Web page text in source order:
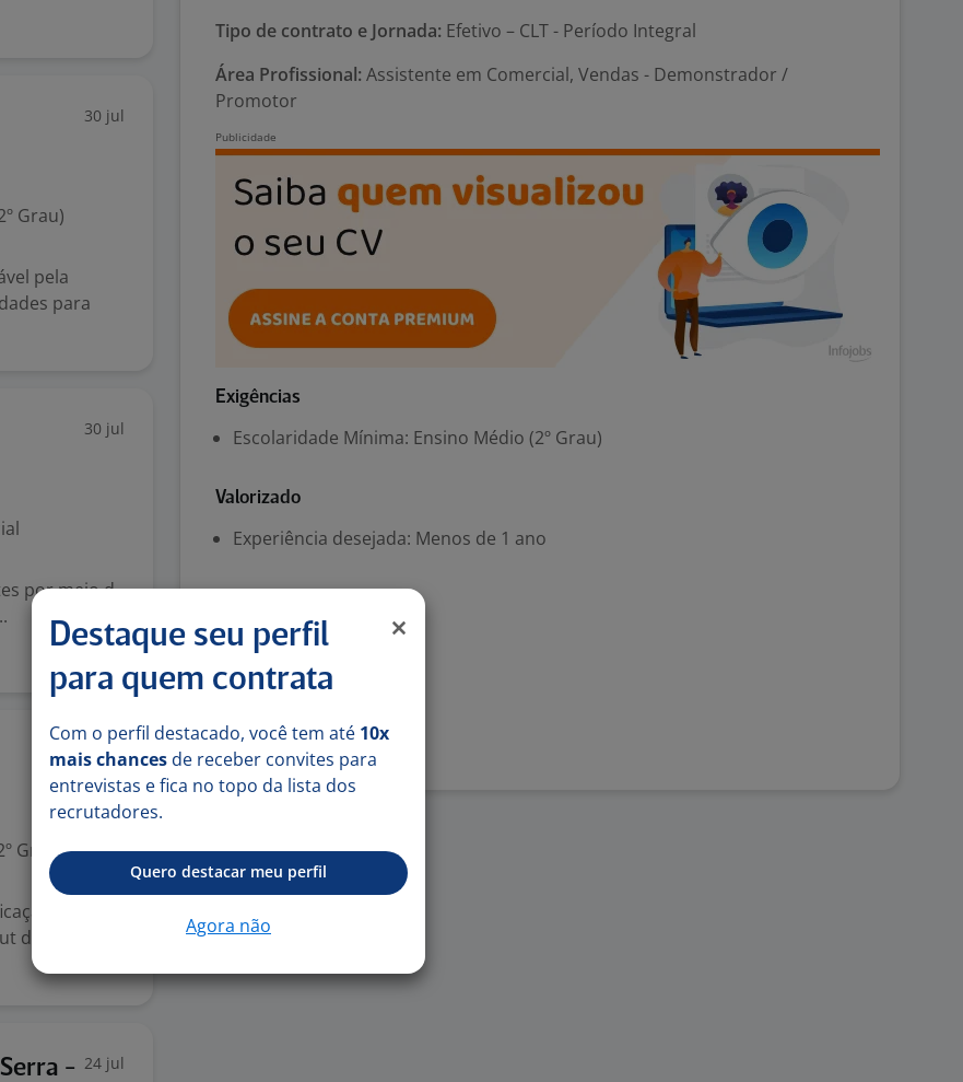
30 jul
Grau)
pela
para
30 jul
por meio d
29 jul
Grau)
da empresa
- 24 jul
Tipo de contrato e Jornada: Efetivo – CLT - Período Integral
Área Profissional: Assistente em Comercial, Vendas - Demonstrador /
Promotor
Exigências
Escolaridade Mínima: Ensino Médio (2º Grau)
Valorizado
Experiência desejada: Menos de 1 ano
Boa comunicação
Destaque seu perfil
para quem contrata
Com o perfil destacado, você tem até 10x
mais chances de receber convites para
entrevistas e fica no topo da lista dos
recrutadores.
Quero destacar meu perfil
Agora não